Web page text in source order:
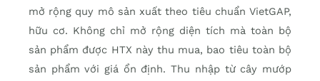
mở rộng quy mô sản xuất theo tiêu chuẩn VietGAP,
hữu cơ. Không chỉ mở rộng diện tích mà toàn bộ
sản phẩm được HTX này thu mua, bao tiêu toàn bộ
sản phẩm với giá ổn định. Thu nhập từ cây mướp